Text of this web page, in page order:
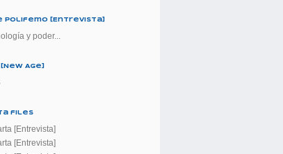
Polifemo [Entrevista]
y poder...
Age]
files
[Entrevista]
[Entrevista]